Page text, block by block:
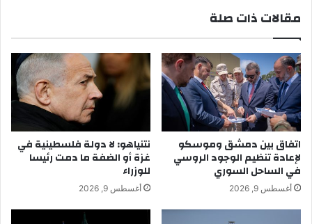
مقالات ذات صلة
اتفاق بين دمشق وموسكو
لإعادة تنظيم الوجود الروسي
في الساحل السوري
أغسطس 9, 2026
نتنياهو: لا دولة فلسطينية في
غزة أو الضفة ما دمت رئيسا
للوزراء
أغسطس 9, 2026